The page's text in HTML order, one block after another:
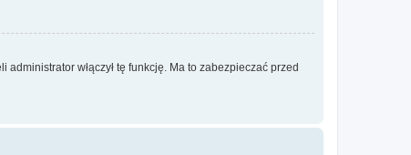
włączył tę funkcję. Ma to zabezpieczać przed